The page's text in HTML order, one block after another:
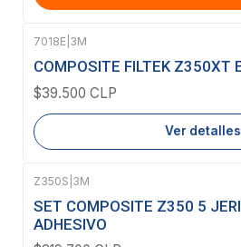
Agotado
7018E 3M
COMPOSITE FILTEK Z350XT
$39.500 CLP
Ver detalles
Agotado
Z350S 3M
SET COMPOSITE Z350 5
ADHESIVO